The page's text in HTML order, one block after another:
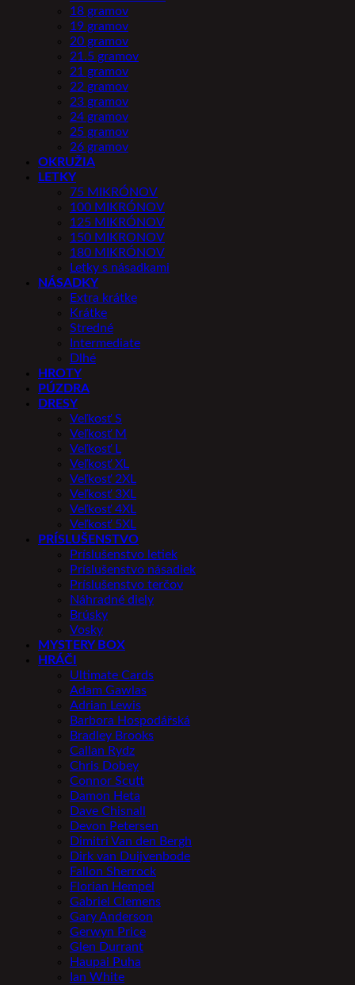
18 gramov
19 gramov
20 gramov
21.5 gramov
21 gramov
22 gramov
23 gramov
24 gramov
25 gramov
26 gramov
OKRUŽIA
LETKY
75 MIKRÓNOV
100 MIKRÓNOV
125 MIKRÓNOV
150 MIKRONOV
180 MIKRÓNOV
Letky s násadkami
NÁSADKY
Extra krátke
Krátke
Stredné
Intermediate
Dlhé
HROTY
PÚZDRA
DRESY
Veľkosť S
Veľkosť M
Veľkosť L
Veľkosť XL
Veľkosť 2XL
Veľkosť 3XL
Veľkosť 4XL
Veľkosť 5XL
PRÍSLUŠENSTVO
Príslušenstvo letiek
Príslušenstvo násadiek
Príslušenstvo terčov
Náhradné diely
Brúsky
Vosky
MYSTERY BOX
HRÁČI
Ultimate Cards
Adam Gawlas
Adrian Lewis
Barbora Hospodářská
Bradley Brooks
Callan Rydz
Chris Dobey
Connor Scutt
Damon Heta
Dave Chisnall
Devon Petersen
Dimitri Van den Bergh
Dirk van Duijvenbode
Fallon Sherrock
Florian Hempel
Gabriel Clemens
Gary Anderson
Gerwyn Price
Glen Durrant
Haupai Puha
Ian White